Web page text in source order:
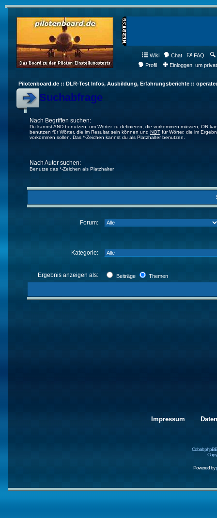
Wiki Chat FAQ
Profil
Einloggen, um
Pilotenboard.de :: DLR-Test Infos, Ausbildung, Erfahrungsberichte ::
Suchabfrage
Nach Begriffen suchen:
Du kannstAND benutzen, um Wörter zu definieren, die vorkommen müssen, OR
benutzen für Wörter, die im Resultat sein können und NOT für Wörter, die im
vorkommen sollen. Das *-Zeichen kannst du als Platzhalter benutzen.
Nach Autor suchen:
Benutze das *-Zeichen als Platzhalter
Forum:
Kategorie:
Ergebnis anzeigen als: Beiträge Themen
Impressum
Cobalt
Powered by